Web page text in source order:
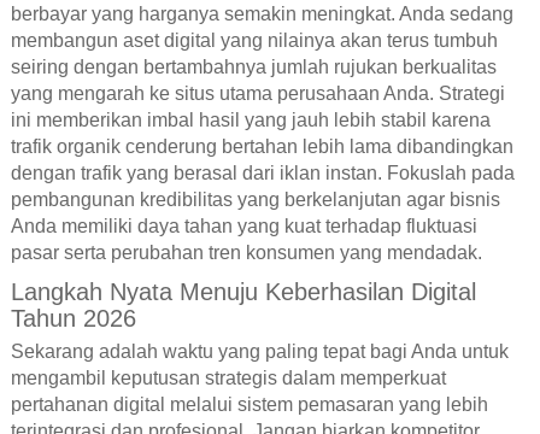
berbayar yang harganya semakin meningkat. Anda sedang
membangun aset digital yang nilainya akan terus tumbuh
seiring dengan bertambahnya jumlah rujukan berkualitas
yang mengarah ke situs utama perusahaan Anda. Strategi
ini memberikan imbal hasil yang jauh lebih stabil karena
trafik organik cenderung bertahan lebih lama dibandingkan
dengan trafik yang berasal dari iklan instan. Fokuslah pada
pembangunan kredibilitas yang berkelanjutan agar bisnis
Anda memiliki daya tahan yang kuat terhadap fluktuasi
pasar serta perubahan tren konsumen yang mendadak.
Langkah Nyata Menuju Keberhasilan Digital
Tahun 2026
Sekarang adalah waktu yang paling tepat bagi Anda untuk
mengambil keputusan strategis dalam memperkuat
pertahanan digital melalui sistem pemasaran yang lebih